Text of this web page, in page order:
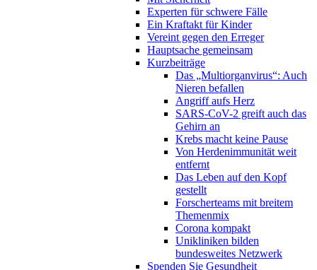
Experten für schwere Fälle
Ein Kraftakt für Kinder
Vereint gegen den Erreger
Hauptsache gemeinsam
Kurzbeiträge
Das „Multiorganvirus“: Auch
Nieren befallen
Angriff aufs Herz
SARS-CoV-2 greift auch das
Gehirn an
Krebs macht keine Pause
Von Herdenimmunität weit
entfernt
Das Leben auf den Kopf
gestellt
Forscherteams mit breitem
Themenmix
Corona kompakt
Unikliniken bilden
bundesweites Netzwerk
Spenden Sie Gesundheit